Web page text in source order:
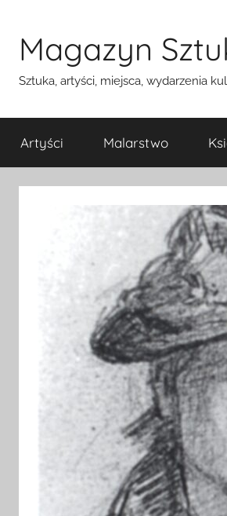
treściMagazyn
Sztuka, artyści, miejsca, wydarzenia
Artyści Malarstwo